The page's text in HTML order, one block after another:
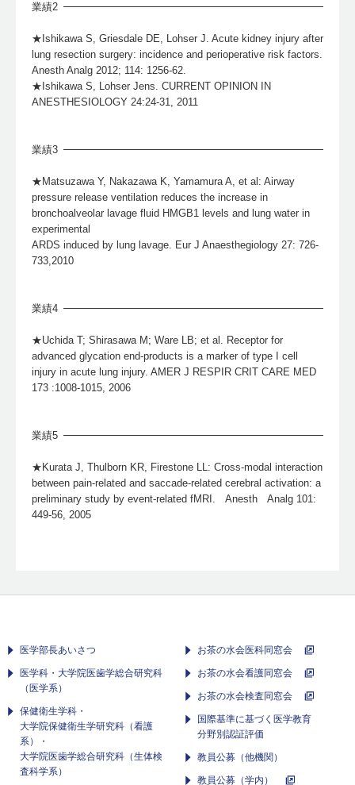
業績2
★Ishikawa S, Griesdale DE, Lohser J. Acute kidney injury after
lung resection surgery: incidence and perioperative risk factors.
Anesth Analg 2012; 114: 1256-62.
★Ishikawa S, Lohser Jens. CURRENT OPINION IN
ANESTHESIOLOGY 24:24-31, 2011
業績3
★Matsuzawa Y, Nakazawa K, Yamamura A, et al: Airway
pressure release ventilation reduces the increase in
bronchoalveolar lavage fluid HMGB1 levels and lung water in
experimental
ARDS induced by lung lavage. Eur J Anaesthegiology 27: 726-
733,2010
業績4
★Uchida T; Shirasawa M; Ware LB; et al. Receptor for
advanced glycation end-products is a marker of type I cell
injury in acute lung injury. AMER J RESPIR CRIT CARE MED
173 :1008-1015, 2006
業績5
★Kurata J, Thulborn KR, Firestone LL: Cross-modal interaction
between pain-related and saccade-related cerebral activation: a
preliminary study by event-related fMRI. Anesth Analg 101:
449-56, 2005
医学部長あいさつ
医学科・大学院医歯学総合研究科
（医学系）
保健衛生学科・
大学院保健衛生学研究科（看護
系）・
大学院医歯学総合研究科（生体検
査科学系）
お茶の水会医科同窓会
お茶の水会看護同窓会
お茶の水会検査同窓会
国際基準に基づく医学教育
分野別認証評価
教員公募（他機関）
教員公募（学内）